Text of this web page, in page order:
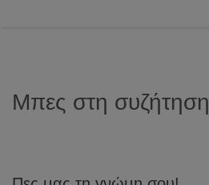
Μπες στη συζήτηση